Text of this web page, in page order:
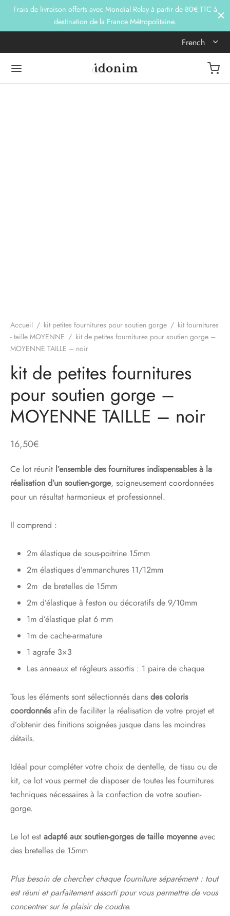
Frais de livraison offerts avec Mondial Relay à partir de 80€ TTC à
destination de la France Métropolitaine.
French
Accueil / kit petites fournitures pour soutien gorge / kit fournitures
- taille MOYENNE / kit de petites fournitures pour soutien gorge –
MOYENNE TAILLE – noir
kit de petites fournitures
pour soutien gorge –
MOYENNE TAILLE – noir
16,50€
Ce lot réunit l’ensemble des fournitures indispensables à la
réalisation d’un soutien-gorge, soigneusement coordonnées
pour un résultat harmonieux et professionnel.
Il comprend :
2m élastique de sous-poitrine 15mm
2m élastiques d’emmanchures 11/12mm
2m de bretelles de 15mm
2m d’élastique à feston ou décoratifs de 9/10mm
1m d’élastique plat 6 mm
1m de cache-armature
1 agrafe 3×3
Les anneaux et régleurs assortis : 1 paire de chaque
Tous les éléments sont sélectionnés dans des coloris
coordonnésafin de faciliter la réalisation de votre projet et
d’obtenir des finitions soignées jusque dans les moindres
détails.
Idéal pour compléter votre choix de dentelle, de tissu ou de
kit, ce lot vous permet de disposer de toutes les fournitures
techniques nécessaires à la confection de votre soutien-
gorge.
Le lot est adapté aux soutien-gorges de taille moyenneavec
des bretelles de 15mm
Plus besoin de chercher chaque fourniture séparément : tout
est réuni et parfaitement assorti pour vous permettre de vous
concentrer sur le plaisir de coudre.